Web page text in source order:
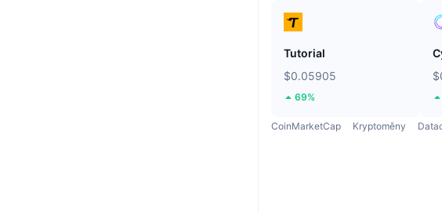
Tutorial
$0.05905
69%
CoinMarketCap Kryptoměny